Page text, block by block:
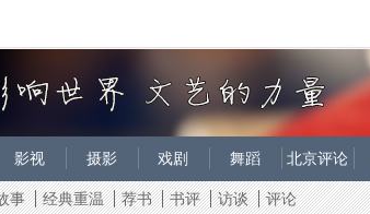
影视 摄影 戏剧 舞蹈 北京评论
事 经典重温 荐书 书评 访谈 评论